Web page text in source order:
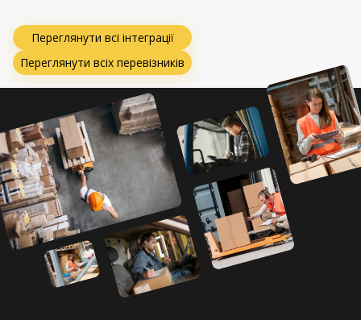
Переглянути всі інтеграції
Переглянути всіх перевізників